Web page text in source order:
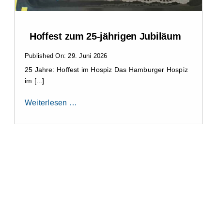
Hoffest zum 25-jährigen Jubiläum
Published On: 29. Juni 2026
25 Jahre: Hoffest im Hospiz Das Hamburger Hospiz
im [...]
Weiterlesen …